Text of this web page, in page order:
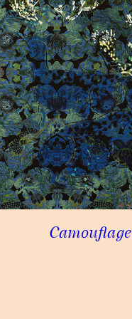
Camouflage